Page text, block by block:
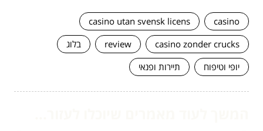
casino
casino utan svensk licens
casino zonder crucks
review
בלוג
יופי וטיפוח
תיירות ופנאי